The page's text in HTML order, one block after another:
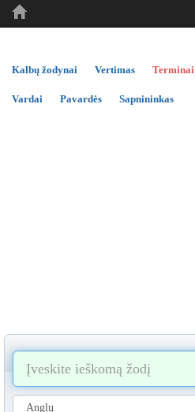
Kalbų žodynai Vertimas Terminai
Vardai Pavardės Sapnininkas